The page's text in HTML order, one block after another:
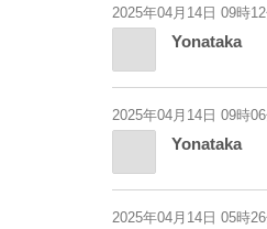
2025年04月14日 09時
Yonataka
2025年04月14日 09時
Yonataka
2025年04月14日 05時